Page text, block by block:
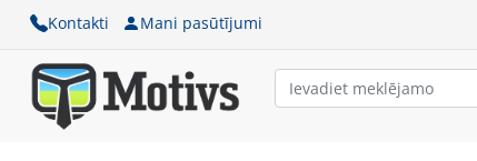
Kontakti Mani pasūtījumi